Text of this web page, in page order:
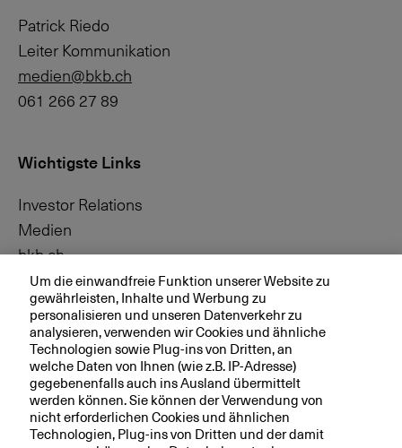
Patrick Riedo
Leiter Kommunikation
medien@bkb.ch
061 266 27 89
Wichtigste Links
Investor Relations
Medien
bkb.ch
Ihre BKB
Magazin
Jobs
Engagement
Nachhaltigkeit
Um die einwandfreie Funktion unserer Website zu
gewährleisten, Inhalte und Werbung zu
personalisieren und unseren Datenverkehr zu
analysieren, verwenden wir Cookies und ähnliche
Technologien sowie Plug-ins von Dritten, an
welche Daten von Ihnen (wie z.B. IP-Adresse)
gegebenenfalls auch ins Ausland übermittelt
werden können. Sie können der Verwendung von
nicht erforderlichen Cookies und ähnlichen
Technologien, Plug-ins von Dritten und der damit